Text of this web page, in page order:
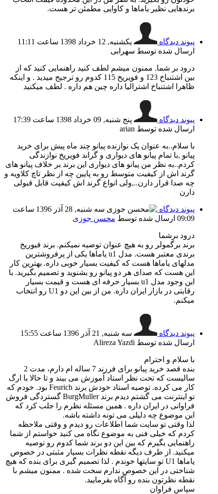
برندهایی نظیر یاماها و کاوایی مطمئن تر هست.
پیوند دیدگاه
یکشنبه, 12 خرداد 1398 ساعت 11:11
ارسال شده توسط سهرابی
درود بر شما. ممنون میشم لطف کنید راهنمایی کنید که از
بین اشتنباخ 123 و فویریخ 115 کدوم رو ترجیح میدید . و اینکه
ظاهرا اشتنباخ اشترالیا داره چین هم داره . لطف میکنید
پیوند دیدگاه
پنج شنبه, 09 خرداد 1398 ساعت 17:39
ارسال شده توسط arian
با سلام..به عنوان یک نوازنده پیانو چند ماه پیش برای خرید
پیانو ,با تمام پیانو های دیواری و گراند فویریخ نوازندگی
کردم..به نظر من پیانو های دیواری این برند بر خلاف پیانو های
گرند اش از کیفیت متوسط رو به پایین چه از نظر تاچ کلاویه و
چه صدا قرار دارن..,ولی انواع گرند اش کیفیت قابل قبولی
دارن
پیوند دیدگاه
سه شنبه, 28 آذر 1396 ساعت
09:09 ارسال شده توسط محسن جوزی
درود برشما
برند برگمولر رو به هیچ عنوان توصیه نمیکنم. برند فیوریخ
برندی معتبر هست. مدل u1 یاماها یکی از پرفروشترین
مدلهای یاماها هست که کیفیت بسیار خوبی داره. بهترین کار
این هست که صدای هر دو پیانو رو بشنوید و تصمیم بگیرید. با
این وجود مدل u1 بسیار حرفه ای هست و قیمت بسیار
رقابتی در بازار ایران داره. من از بین این دو U1 رو انتخاب
میکنم.
پیوند دیدگاه
سه شنبه, 21 آذر 1396 ساعت 15:55
ارسال شده توسط Alireza Yazdi
با سلام و احترام
بنده قصد خرید پیانو برای فرزند 7 ساله ام دارم، مدت 2
سالیست که تحت نظر استاد آموزش می بیند و تا حالا با ارگ
کار می کرده. توصیه استاد خودش برند Feurich بود. خودم که
تو اینترنت می گشتم دیدم برند BurgMuller گستردگی فروش
فراوانی در ایران داره . همین مسئله نظرم را جلب کرد که
این موضوع چه دلیلی می تونه داشته باشه.
لذا وقتی تو سایت شما اطلاعات رو دیدم و وقتی ملاحظه
کردم که خیلی فنی به موضوع نگاه می کنید خواستم از شما
راهنمایی بگیرم که بین این دو برند شما کدوم رو توصیه
میکنید. از طرف دیگه نقطه نظرات بسیار مثبتی در خصوص
یاماها U1 تو سایتها خوندم . لذا تصمیم گیری برای بنده که هیچ
شناختی در این خصوص ندارم سخت شده . ممنون میشم با
نقطه نظرتون بنده رو آگاه بفرمایید.
سپاس فراوان